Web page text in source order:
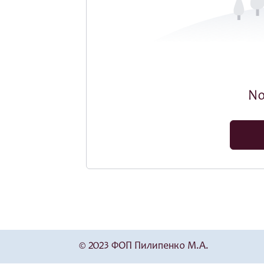
© 2023 ФОП Пилипенко М.А.